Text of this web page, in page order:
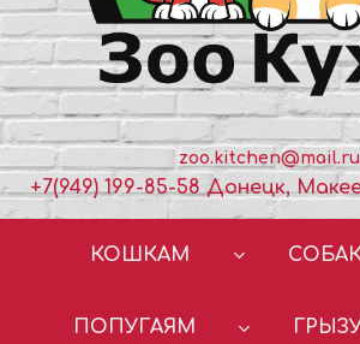
zoo.kitchen@mail.ru
+7(949) 199-85-58 Донецк,
КОШКАМ
ПОПУГАЯМ